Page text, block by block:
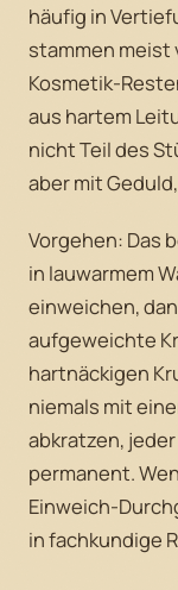
häufig in
stammen meist
Kosmetik-
aus hartem
nicht Teil des
aber mit
Vorgehen: Das
in lauwarmem
einweichen,
aufgeweichte
hartnäckigen
niemals mit
abkratzen,
permanent.
Einweich-
in fachkundige